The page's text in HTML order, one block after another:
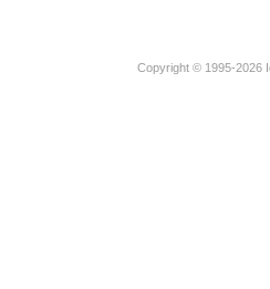
Copyright © 1995-2026